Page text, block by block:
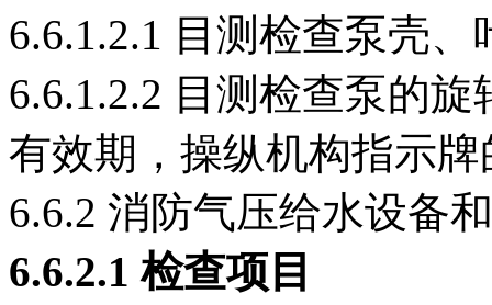
6.6.1.2.1 目测检查泵壳
6.6.1.2.2 目测检查泵的
有效期，操纵机构指示
6.6.2 消防气压给水设备
6.6.2.1检查项目